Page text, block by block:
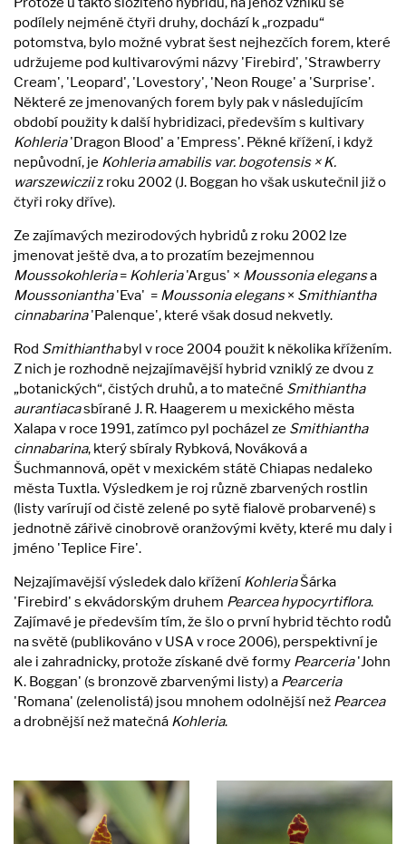
podílely nejméně čtyři druhy, dochází k „rozpadu“
potomstva, bylo možné vybrat šest nejhezčích forem, které
udržujeme pod kultivarovými názvy 'Firebird', 'Strawberry
Cream', 'Leopard', 'Lovestory', 'Neon Rouge' a 'Surprise'.
Některé ze jmenovaných forem byly pak v následujícím
období použity k další hybridizaci, především s kultivary
Kohleria'Dragon Blood' a 'Empress'. Pěkné křížení, i když
nepůvodní, je Kohleria amabilis var. bogotensis × K.
warszewicziiz roku 2002 (J. Boggan ho však uskutečnil již o
čtyři roky dříve).
Ze zajímavých mezirodových hybridů z roku 2002 lze
jmenovat ještě dva, a to prozatím bezejmennou
Moussokohleria= Kohleria'Argus' × Moussonia elegansa
Moussoniantha'Eva' = Moussonia elegans× Smithiantha
cinnabarina'Palenque', které však dosud nekvetly.
Rod Smithianthabyl v roce 2004 použit k několika křížením.
Z nich je rozhodně nejzajímavější hybrid vzniklý ze dvou z
„botanických“, čistých druhů, a to matečné Smithiantha
aurantiacasbírané J. R. Haagerem u mexického města
Xalapa v roce 1991, zatímco pyl pocházel ze Smithiantha
cinnabarina, který sbíraly Rybková, Nováková a
Šuchmannová, opět v mexickém státě Chiapas nedaleko
města Tuxtla. Výsledkem je roj různě zbarvených rostlin
(listy varírují od čistě zelené po sytě fialově probarvené) s
jednotně zářivě cinobrově oranžovými květy, které mu daly i
jméno 'Teplice Fire'.
Nejzajímavější výsledek dalo křížení KohleriaŠárka
'Firebird' s ekvádorským druhem Pearcea hypocyrtiflora.
Zajímavé je především tím, že šlo o první hybrid těchto rodů
na světě (publikováno v USA v roce 2006), perspektivní je
ale i zahradnicky, protože získané dvě formy Pearceria'John
K. Boggan' (s bronzově zbarvenými listy) a Pearceria
'Romana' (zelenolistá) jsou mnohem odolnější než Pearcea
a drobnější než matečná Kohleria.